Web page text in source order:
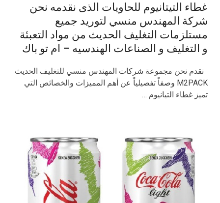
غطاء التيتانيوم للحاويات الذى نقدمه نحن
شركة المهندس منسي لتوريد جميع
مستلزمات التغليف الحديث من مواد التعبئة
و التغليف و الصناعات الهندسيه – ام تو باك
نقدم نحن مجموعة شركات المهندس منسي للتغليف الحديث
M2PACK وصفاً تفصيلياً عن أهم المميزات والخصائص التي
تميز غطاء التيانيوم …